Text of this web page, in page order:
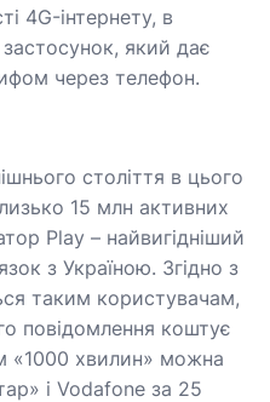
4G-інтернету, в
який дає
через телефон.
століття в цього
15 млн активних
Play – найвигідніший
з Україною. Згідно з
таким користувачам,
повідомлення коштує
«1000 хвилин» можна
і Vodafone за 25